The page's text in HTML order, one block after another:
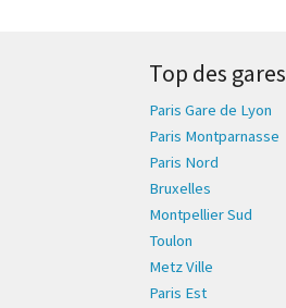
Top des gares
Paris Gare de Lyon
Paris Montparnasse
Paris Nord
Bruxelles
Montpellier Sud
Toulon
Metz Ville
Paris Est